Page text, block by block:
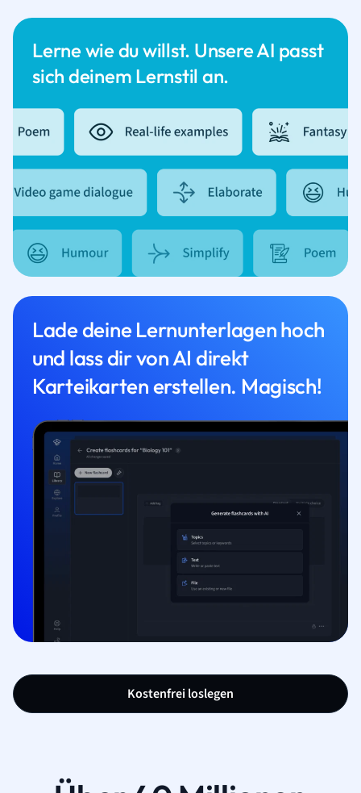
Lerne wie du willst. Unsere AI passt
sich deinem Lernstil an.
Lade deine Lernunterlagen hoch
und lass dir von AI direkt
Karteikarten erstellen. Magisch!
Kostenfrei loslegen